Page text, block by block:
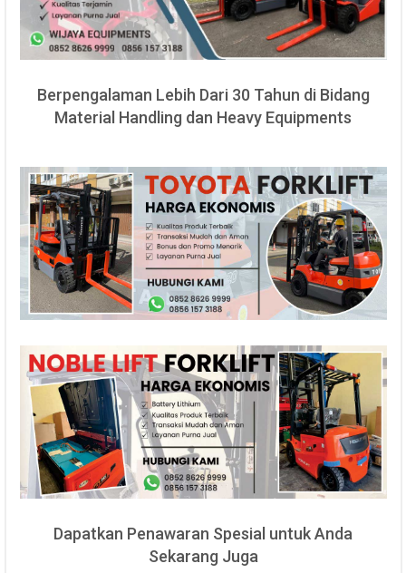
Berpengalaman Lebih Dari 30 Tahun di Bidang
Material Handling dan Heavy Equipments
Dapatkan Penawaran Spesial untuk Anda
Sekarang Juga